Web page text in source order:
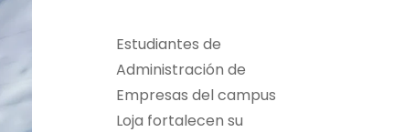
Estudiantes de
Administración de
Empresas del campus
Loja fortalecen su